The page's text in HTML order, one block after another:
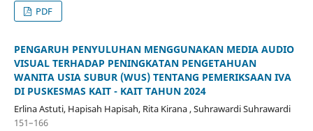
PDF
PENGARUH PENYULUHAN MENGGUNAKAN MEDIA AUDIO
VISUAL TERHADAP PENINGKATAN PENGETAHUAN
WANITA USIA SUBUR (WUS) TENTANG PEMERIKSAAN IVA
DI PUSKESMAS KAIT - KAIT TAHUN 2024
Erlina Astuti, Hapisah Hapisah, Rita Kirana , Suhrawardi Suhrawardi
151–166